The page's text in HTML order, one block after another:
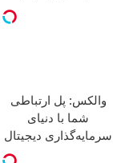
والکس: پل ارتباطی
شما با دنیای
سرمایه‌گذاری دیجیتال